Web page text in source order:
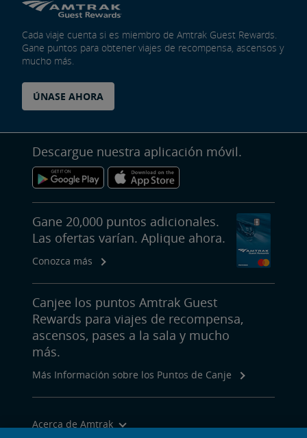
Cada viaje cuenta si es miembro de Amtrak Guest Rewards.
Gane puntos para obtener viajes de recompensa, ascensos y
mucho más.
ÚNASE AHORA
Descargue nuestra aplicación móvil.
Gane 20,000 puntos adicionales.
Las ofertas varían. Aplique ahora.
Conozca más
Canjee los puntos Amtrak Guest
Rewards para viajes de recompensa,
ascensos, pases a la sala y mucho
más.
Más Información sobre los Puntos de Canje
Acerca de Amtrak